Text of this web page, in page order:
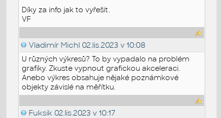
Díky za info jak to vyřešit.
VF
Vladimír Michl 02.lis.2023 v 10:08
U různých výkresů? To by vypadalo na problém
grafiky. Zkuste vypnout grafickou akceleraci.
Anebo výkres obsahuje nějaké poznámkové
objekty závislé na měřítku.
Fuksik 02.lis.2023 v 10:17